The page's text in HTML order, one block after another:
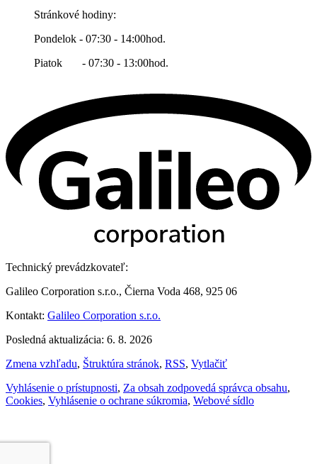
Stránkové hodiny:
Pondelok - 07:30 - 14:00hod.
Piatok - 07:30 - 13:00hod.
Technický prevádzkovateľ:
Galileo Corporation s.r.o., Čierna Voda 468, 925 06
Kontakt: Galileo Corporation s.r.o.
Posledná aktualizácia: 6. 8. 2026
Zmena vzhľadu, Štruktúra stránok, RSS, Vytlačiť
Vyhlásenie o prístupnosti, Za obsah zodpovedá správca obsahu,
Cookies, Vyhlásenie o ochrane súkromia, Webové sídlo